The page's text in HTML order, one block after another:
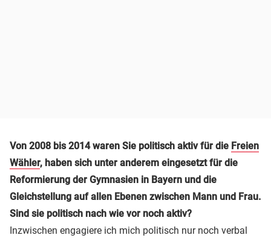
Von 2008 bis 2014 waren Sie politisch aktiv für die Freien
Wähler, haben sich unter anderem eingesetzt für die
Reformierung der Gymnasien in Bayern und die
Gleichstellung auf allen Ebenen zwischen Mann und Frau.
Sind sie politisch nach wie vor noch aktiv?
Inzwischen engagiere ich mich politisch nur noch verbal